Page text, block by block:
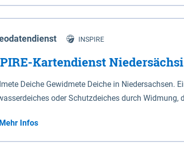
INSPIRE
Kartendienst
Deiche Gewidmete Deiche in Niedersachsen.
oder Schutzdeiches durch
Deiche gelten die Bestimmungen des
Sperrwerke Sperrwerke sind Bauwerke mit Sperrvorrichtungen in Tidegewässern, die dem
eines Gebietes vor erhöhten Tiden, vor allem vor
Mehr Infos